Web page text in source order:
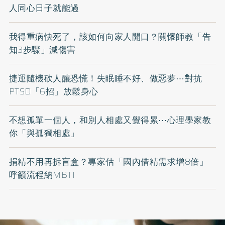
人同心日子就能過
我得重病快死了，該如何向家人開口？關懷師教「告
知3步驟」減傷害
捷運隨機砍人釀恐慌！失眠睡不好、做惡夢⋯對抗
PTSD「6招」放鬆身心
不想孤單一個人，和別人相處又覺得累⋯心理學家教
你「與孤獨相處」
捐精不用再拆盲盒？專家估「國內借精需求增8倍」
呼籲流程納MBTI